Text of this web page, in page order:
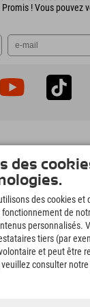
! Vous pouvez
aperçu de vos
à faire, aperçu
encore.
!
des
des cookies et
de
personnalisés.
tiers (par
et peut être
consulter